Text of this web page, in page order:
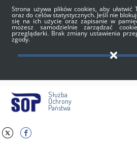
Strona używa plików cookies, aby ułatwić
oraz do celów statystycznych. Jeśli nie
się na ich użycie oraz zapisanie w
możesz samodzielnie zarządzać
przeglądarki. Brak zmiany ustawienia
zgody.
Służba
Ochrony
Państwa